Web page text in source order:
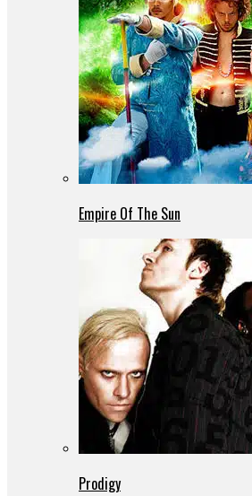
Empire Of The Sun
Prodigy